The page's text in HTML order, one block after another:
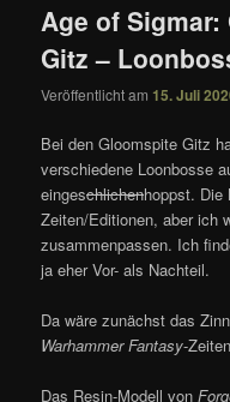
Age of
Gitz –
Veröffentlicht am 15. Juli
Bei den Gloomspite Gitz
verschiedene Loonbosse
eingeschlichenhoppst. Die
Zeiten/Editionen, aber ich
zusammenpassen. Ich
ja eher Vor- als Nachteil.
Da wäre zunächst das
Warhammer Fantasy-
Das Resin-Modell von